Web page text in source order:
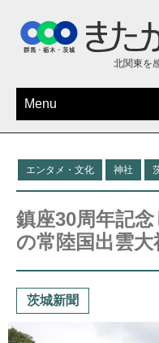
北関東を
Menu
エンタメ・文化 神社
鎮座30周年記
の常陸国出雲大
茨城新聞